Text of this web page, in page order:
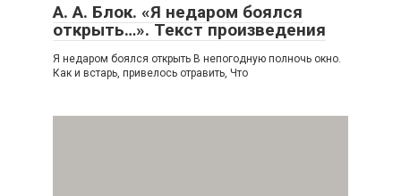
А. А. Блок. «Я недаром боялся
открыть…». Текст произведения
Я недаром боялся открыть В непогодную полночь окно.
Как и встарь, привелось отравить, Что